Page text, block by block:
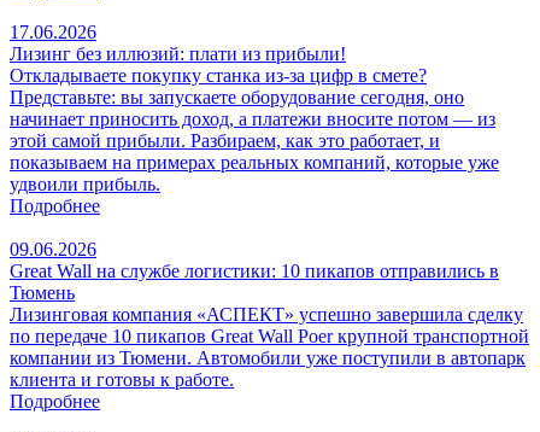
17.06.2026
Лизинг без иллюзий: плати из прибыли!
Откладываете покупку станка из‑за цифр в смете?
Представьте: вы запускаете оборудование сегодня, оно
начинает приносить доход, а платежи вносите потом — из
этой самой прибыли. Разбираем, как это работает, и
показываем на примерах реальных компаний, которые уже
удвоили прибыль.
Подробнее
09.06.2026
Great Wall на службе логистики: 10 пикапов отправились в
Тюмень
Лизинговая компания «АСПЕКТ» успешно завершила сделку
по передаче 10 пикапов Great Wall Poer крупной транспортной
компании из Тюмени. Автомобили уже поступили в автопарк
клиента и готовы к работе.
Подробнее